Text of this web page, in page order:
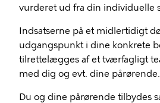
vurderet ud fra din individuelle
Indsatserne på et midlertidigt
udgangspunkt i dine konkrete
tilrettelægges af et tværfagligt
med dig og evt. dine pårørende.
Du og dine pårørende tilbydes